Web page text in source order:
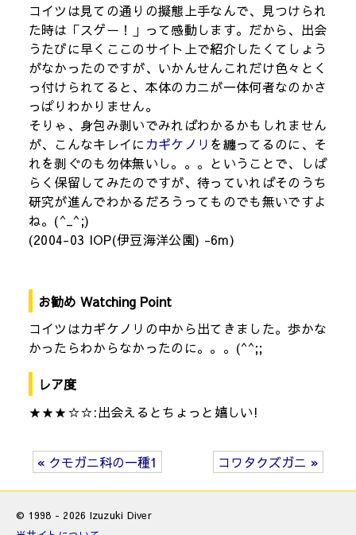
コイツは見ての通りの擬態上手なんで、見つけられ
た時は「スゲー！」って感動します。だから、出会
うたびに早くここのサイト上で紹介したくてしょう
がなかったのですが、いかんせんこれだけ色々とく
っ付けられてると、本体のカニが一体何者なのかさ
っぱりわかりません。
そりゃ、身包み剥いでみればわかるかもしれません
が、こんなキレイに カギケノリ を纏ってるのに、そ
れを剥ぐのも勿体無いし。。。ということで、しば
らく保留してみたのですが、待っていればそのうち
研究が進んでわかるだろうってものでも無いですよ
ね。(^_^;)
(2004-03 IOP(伊豆海洋公園) -6m)
お勧め Watching Point
コイツはカギケノリの中から出てきました。歩かな
かったらわからなかったのに。。。(^^;;
レア度
★★★☆☆:出会えるとちょっと嬉しい!
« クモガニ科の一種1 コワタクズガニ »
© 1998 - 2026 Izuzuki Diver